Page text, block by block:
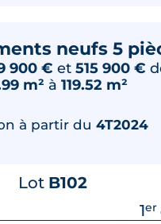
neufs 5
900 € et 515 900 €
m² à 119.52 m²
à partir du 4T2024
Lot B102
1er